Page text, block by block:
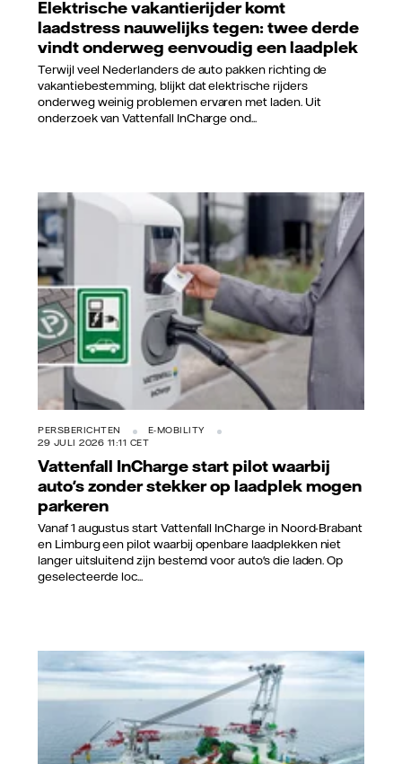
Elektrische vakantierijder komt
laadstress nauwelijks tegen: twee derde
vindt onderweg eenvoudig een laadplek
Terwijl veel Nederlanders de auto pakken richting de
vakantiebestemming, blijkt dat elektrische rijders
onderweg weinig problemen ervaren met laden. Uit
onderzoek van Vattenfall InCharge ond...
Vattenfall/Jorrit Lousberg
PERSBERICHTEN
E-MOBILITY
29 JULI 2026 11:11 CET
Vattenfall InCharge start pilot waarbij
auto's zonder stekker op laadplek mogen
parkeren
Vanaf 1 augustus start Vattenfall InCharge in Noord-Brabant
en Limburg een pilot waarbij openbare laadplekken niet
langer uitsluitend zijn bestemd voor auto's die laden. Op
geselecteerde loc...